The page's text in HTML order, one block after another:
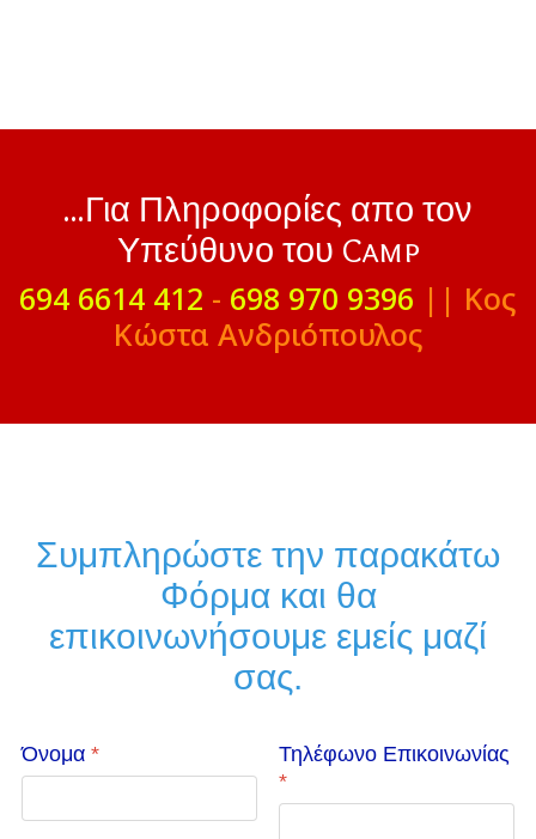
...Για Πληροφορίες απο τον
Υπεύθυνο του Camp
694 6614 412 - 698 970 9396 || Κος
Κώστα Ανδριόπουλος
Συμπληρώστε την παρακάτω
Φόρμα και θα
επικοινωνήσουμε εμείς μαζί
σας.
Όνομα *
Τηλέφωνο Επικοινωνίας
*